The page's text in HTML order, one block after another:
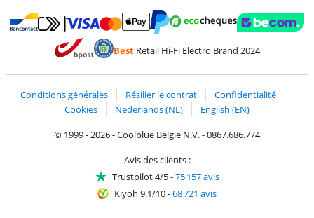
Payer avec Bancontact
Payer avec MasterCard et Visa via ClickToPay
BestRetail Hi-Fi Electro Brand 2024
Conditions générales Résilier le contrat
Confidentialité
Cookies
Nederlands (NL)
English (EN)
© 1999 - 2026 - Coolblue België N.V. - 0867.686.774
Avis des clients :
Trustpilot 4/5-75 157 avis
Kiyoh 9.1/10-68 721 avis